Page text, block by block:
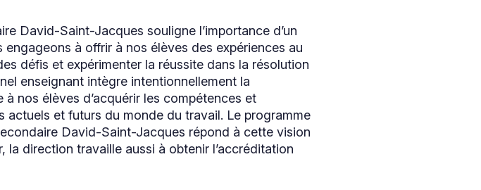
David-Saint-Jacques souligne l’importance d’un
à offrir à nos élèves des expériences au
défis et expérimenter la réussite dans la résolution
enseignant intègre intentionnellement la
nos élèves d’acquérir les compétences et
actuels et futurs du monde du travail. Le programme
David-Saint-Jacques répond à cette vision
la direction travaille aussi à obtenir l’accréditation